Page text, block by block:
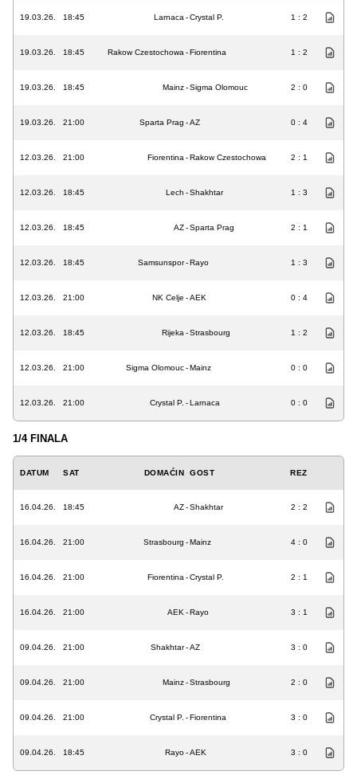
19.03.26. 18:45 Larnaca -Crystal P. 1 : 2
19.03.26. 18:45 Rakow Czestochowa -Fiorentina 1 : 2
19.03.26. 18:45 Mainz-Sigma Olomouc 2 : 0
19.03.26. 21:00 Sparta Prag -AZ 0 : 4
12.03.26. 21:00 Fiorentina -Rakow Czestochowa 2 : 1
12.03.26. 18:45 Lech -Shakhtar 1 : 3
12.03.26. 18:45 AZ-Sparta Prag 2 : 1
12.03.26. 18:45 Samsunspor-Rayo 1 : 3
12.03.26. 21:00 NK Celje -AEK 0 : 4
12.03.26. 18:45 Rijeka -Strasbourg 1 : 2
12.03.26. 21:00 Sigma Olomouc-Mainz 0 : 0
12.03.26. 21:00 Crystal P. -Larnaca 0 : 0
1/4 FINALA
DATUM SAT DOMAĆIN GOST REZ
16.04.26. 18:45 AZ-Shakhtar 2 : 2
16.04.26. 21:00 Strasbourg -Mainz 4 : 0
16.04.26. 21:00 Fiorentina -Crystal P. 2 : 1
16.04.26. 21:00 AEK -Rayo 3 : 1
09.04.26. 21:00 Shakhtar-AZ 3 : 0
09.04.26. 21:00 Mainz-Strasbourg 2 : 0
09.04.26. 21:00 Crystal P. -Fiorentina 3 : 0
09.04.26. 18:45 Rayo-AEK 3 : 0